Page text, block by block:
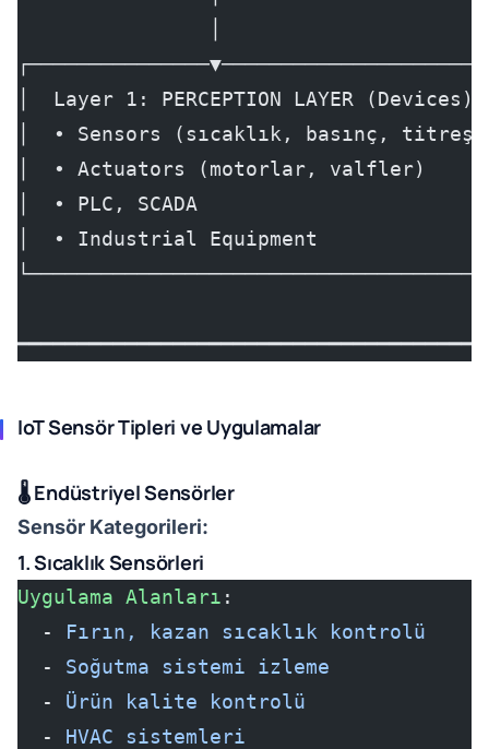
│  Layer 1: PERCEPTION LAYER
│  • Sensors (sıcaklık, basınç,
│  • Actuators (motorlar, valfler)
│  • PLC, SCADA
│  • Industrial Equipment
IoT Sensör Tipleri ve Uygulamalar
🌡️ Endüstriyel Sensörler
Sensör Kategorileri:
1. Sıcaklık Sensörleri
Uygulama Alanları :
  -
Fırın, kazan sıcaklık kontrolü
  -
Soğutma sistemi izleme
  -
Ürün kalite kontrolü
  -
HVAC sistemleri